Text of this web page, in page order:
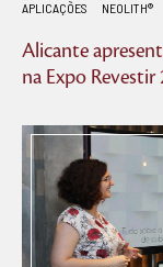
APLICAÇÕES NEOLITH®
Alicante
na Expo Revestir